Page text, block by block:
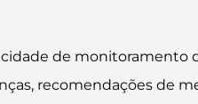
de monitoramento
recomendações de